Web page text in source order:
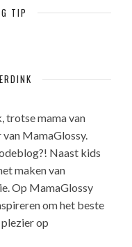
TIP
trotse mama van
MamaGlossy.
Naast kids
maken van
Op MamaGlossy
om het beste
op